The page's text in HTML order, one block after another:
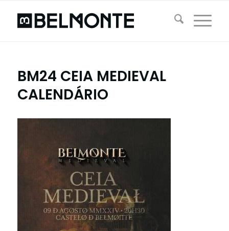
BM24 CEIA MEDIEVAL
CALENDÁRIO